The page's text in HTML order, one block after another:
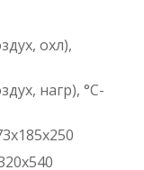
охл),
нагр), °C-